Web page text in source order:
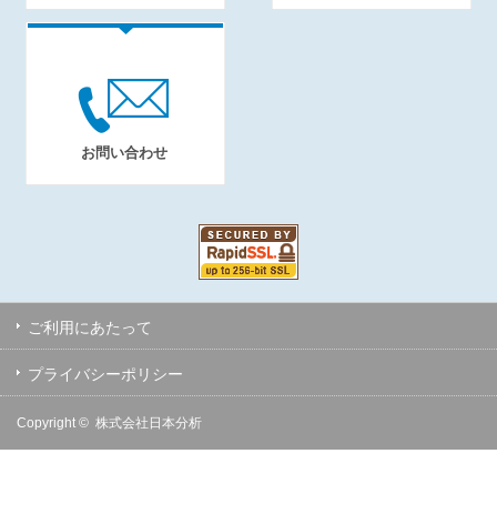
お問い合わせ
ご利用にあたって
プライバシーポリシー
Copyright © 株式会社日本分析